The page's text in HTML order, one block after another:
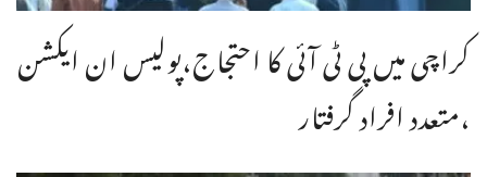
کراچی میں پی ٹی آئی کا احتجاج،پولیس ان ایکشن
،متعدد افراد گرفتار